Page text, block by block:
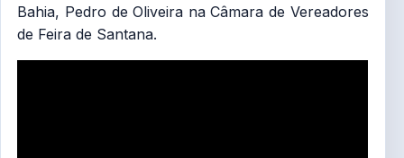
Bahia, Pedro de Oliveira na Câmara de Vereadores
de Feira de Santana.